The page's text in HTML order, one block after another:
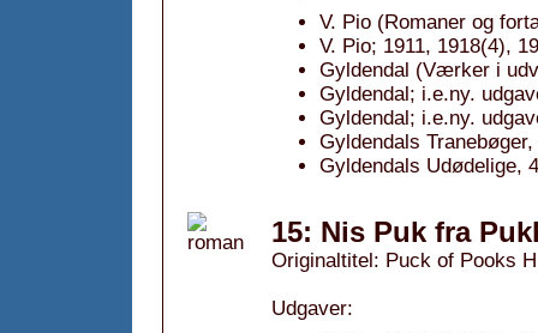
V. Pio (Romaner og
V. Pio; 1911, 1918(4),
Gyldendal (Værker i
Gyldendal; i.e.ny.
Gyldendal; i.e.ny.
Gyldendals
Gyldendals Udødelige,
15: Nis Puk fra
Originaltitel: Puck of Pooks
Udgaver: